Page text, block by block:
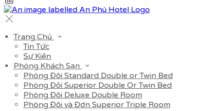
Trang Chủ
Tin Tức
Sự Kiện
Phòng Khách Sạn
Phòng Đôi Standard Double or Twin Bed
Phòng Đôi Superior Double Or Twin Bed
Phòng Đôi Deluxe Double Room
Phòng Đôi và Đơn Superior Triple Room